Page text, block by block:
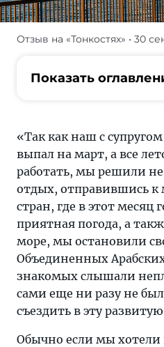
Муж
отличные
RUB
на
двоих
туда
за
на
Отзыв на «Тонкостях» • 30
Показать
«Так как наш с
выпал на март, а все
работать, мы решили
отдых, отправившись к
стран, где в этот месяц
приятная погода, а
море, мы остановили
Объединенных
знакомых слышали
сами еще ни разу не
съездить в эту
Обычно если мы хотели